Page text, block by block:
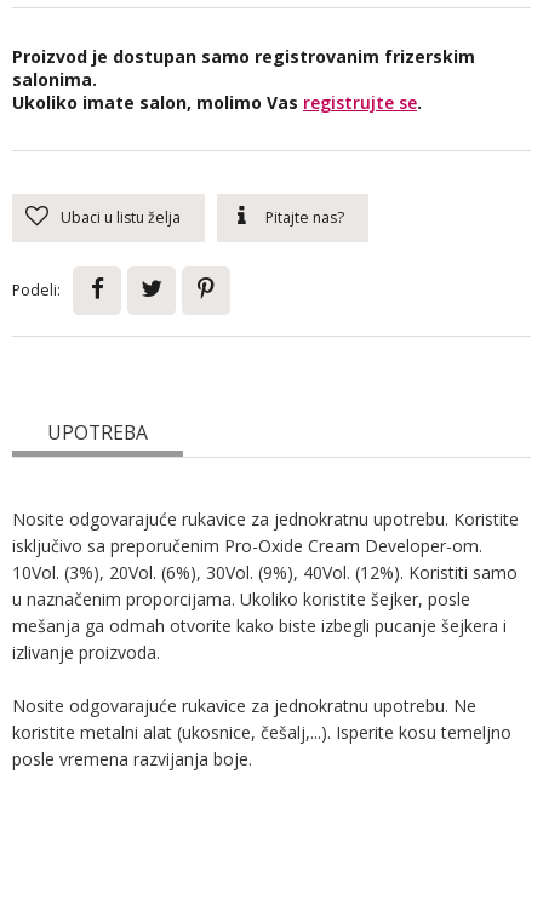
Proizvod je dostupan samo registrovanim frizerskim
salonima.
Ukoliko imate salon, molimo Vas registrujte se.
Ubaci u listu želja Pitajte nas?
Podeli:
UPOTREBA
Nosite odgovarajuće rukavice za jednokratnu upotrebu. Koristite
isključivo sa preporučenim Pro-Oxide Cream Developer-om.
10Vol. (3%), 20Vol. (6%), 30Vol. (9%), 40Vol. (12%). Koristiti samo
u naznačenim proporcijama. Ukoliko koristite šejker, posle
mešanja ga odmah otvorite kako biste izbegli pucanje šejkera i
izlivanje proizvoda.
Nosite odgovarajuće rukavice za jednokratnu upotrebu. Ne
koristite metalni alat (ukosnice, češalj,...). Isperite kosu temeljno
posle vremena razvijanja boje.